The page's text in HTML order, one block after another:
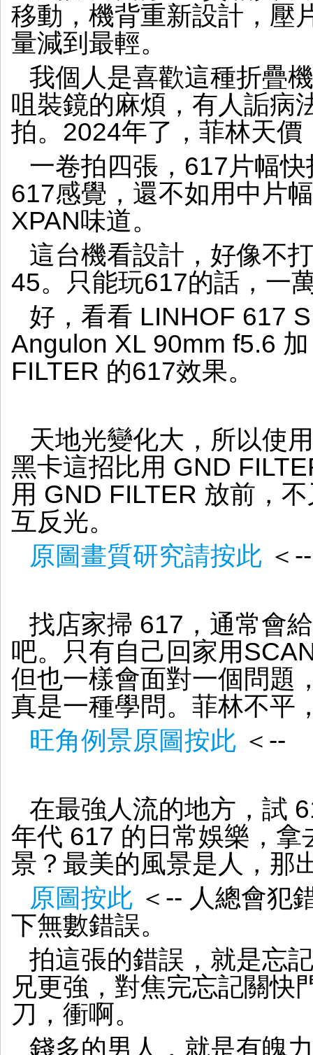
移動，機背重新設計，壓
量減到最輕。
我個人是喜歡這種折疊
咀裝鏡的麻煩，有人詬病
拍。2024年了，菲林天
一卷拍四張，617片幅
617感覺，還不如用中片
XPAN味道。
這台機看設計，好像不
45。只能玩617的話，一
好，看看 LINHOF 617
Angulon XL 90mm f5.6
FILTER 的617效果。
天地光變化大，所以使
黑卡這招比用 GND
用 GND FILTER 放前，
互反光。
原圖畫質研究請按此 ＜--
找店家掃 617，通常會
吧。只有自己回家用
但也一樣會面對一個問題
真是一種學問。菲林不平
旺角例景原圖按此 ＜--
在最強人流的地方，試
年代 617 的日常娛樂，
景？最美的風景是人，那
原圖按此 ＜-- 人總會犯
下無數錯誤。
拍這張的錯誤，就是忘
兄更強，對焦完忘記關快
刀，衝啊。
錢多的男人，就是有魄